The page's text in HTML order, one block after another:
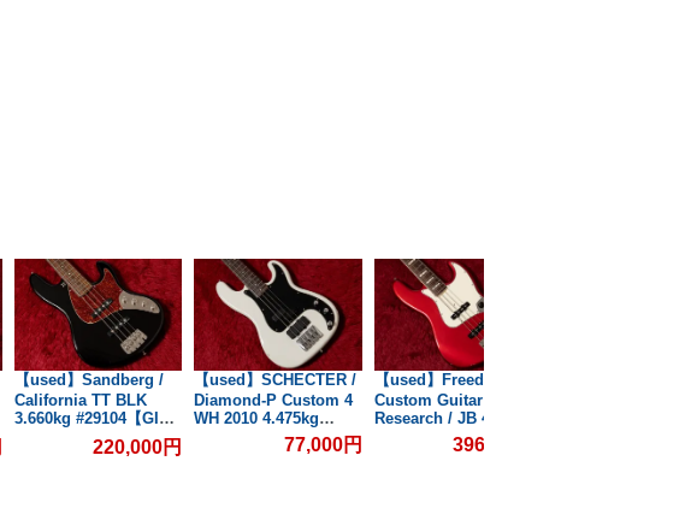
【used】Sandberg /
California TT BLK
3.660kg #29104【GIB
220,000円
【used】SCHECTER /
Diamond-P Custom 4
WH 2010 4.475kg
#W10122489【GIB横
77,000円
【used】Freedom
Custom Guitar
Research / JB 4st CAR
MH 2015 4.285kg
#00863【GIB横浜】
396,000円